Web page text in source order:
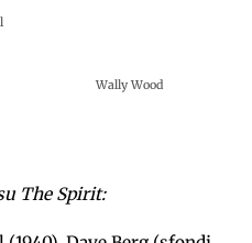
Wally Wood
The Spirit: